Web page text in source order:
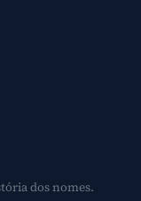
dos nomes.